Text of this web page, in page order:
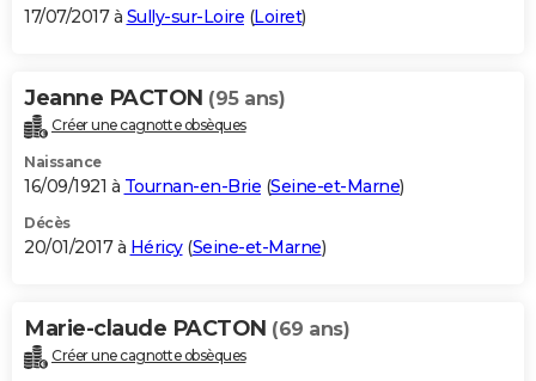
17/07/2017 à Sully-sur-Loire (Loiret)
Jeanne PACTON (95 ans)
Créer une cagnotte obsèques
Naissance
16/09/1921 à Tournan-en-Brie (Seine-et-Marne)
Décès
20/01/2017 à Héricy(Seine-et-Marne)
Marie-claude PACTON (69 ans)
Créer une cagnotte obsèques